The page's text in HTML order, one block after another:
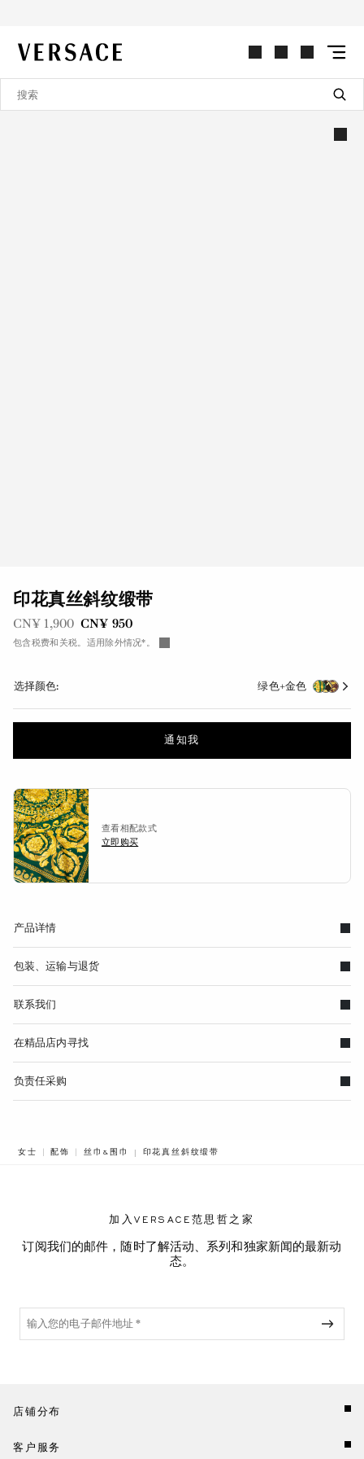
VERSACE | 主页
印花真丝斜纹缎带
之前是
CN¥ 1,900现在是
CN¥ 950
包含税费和关税。适用除外情况*。
选择颜色: 绿色+金色
通知我
查看相配款式
立即购买
产品详情
包装、运输与退货
联系我们
在精品店内寻找
负责任采购
女士 配饰 丝巾&围巾 BREADCRUMB.ADA.LABEL.CURRENT
印花真丝斜纹缎带
加入VERSACE范思哲之家
订阅我们的邮件，随时了解活动、系列和独家新闻的最新动
态。
店铺分布
客户服务